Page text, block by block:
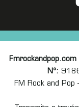
Fmrockandpop.com
Nº:
FM Rock and